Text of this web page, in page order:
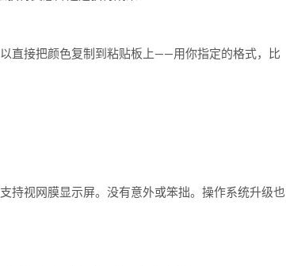
直接把颜色复制到粘贴板上——用你指定的格式，比
持视网膜显示屏。没有意外或笨拙。操作系统升级也